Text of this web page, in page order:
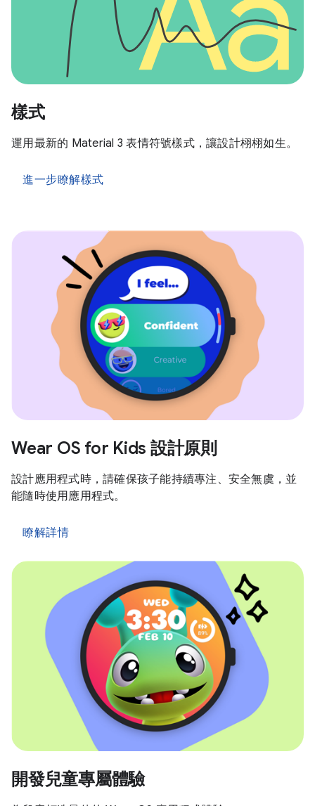
樣式
運用最新的 Material 3 表情符號樣式，讓設計栩栩如生。
進一步瞭解樣式
Wear OS for Kids 設計原則
設計應用程式時，請確保孩子能持續專注、安全無虞，並
能隨時使用應用程式。
瞭解詳情
開發兒童專屬體驗